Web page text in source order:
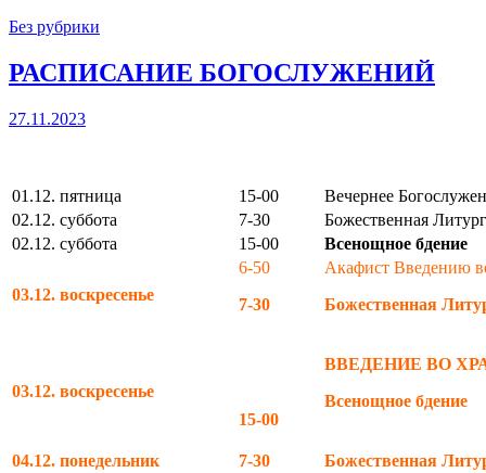
Без рубрики
РАСПИСАНИЕ БОГОСЛУЖЕНИЙ
27.11.2023
01.12. пятница 15-00
Вечернее
02.12. суббота
7-30
Божественная
02.12. суббота
15-00 Всенощное бдение
03.12. воскресенье
6-50
7-30
Акафист Введению
Божественная
03.12. воскресенье
15-00
ВВЕДЕНИЕ ВО
Всенощное бдение
04.12. понедельник 7-30
Божественная